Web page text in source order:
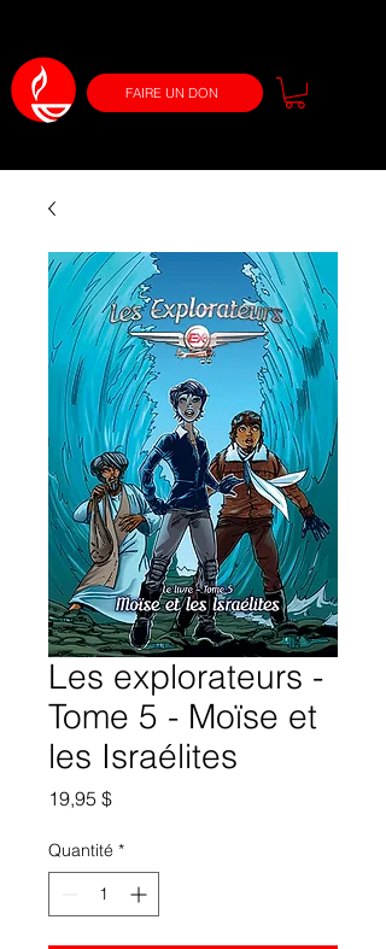
FAIRE UN DON
Les explorateurs -
Tome 5 - Moïse et
les Israélites
19,95 $Prix
Quantité *